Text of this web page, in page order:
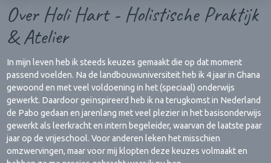
Over Holi Hart - Holistische Praktijk
& Atelier
In mijn leven heb ik steeds keuzes gemaakt die op dat moment
passend voelden. Na de landbouwuniversiteit heb ik 4 jaar in Ghana
gewoond en met veel voldoening in het (speciaal) onderwijs
gewerkt. Daardoor geïnspireerd heb ik na terugkomst in Nederland
de Pabo gedaan en jarenlang met veel plezier in het basisonderwijs
gewerkt als leerkracht en intern begeleider, waarvan de laatste paar
jaar op de vrijeschool. Voor anderen leken het misschien
omzwervingen, maar voor mij klopten deze keuzes volmaakt en